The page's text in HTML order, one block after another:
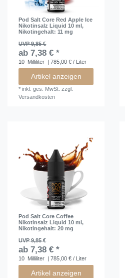
Pod Salt Core Red Apple Ice
Nikotinsalz Liquid 10 ml,
Nikotingehalt: 11 mg
UVP 9,85 €
ab 7,38 € *
10 Milliliter | 785,00 € / Liter
Artikel anzeigen
*inkl. ges. MwSt. zzgl.
Versandkosten
Pod Salt Core Coffee
Nikotinsalz Liquid 10 ml,
Nikotingehalt: 20 mg
UVP 9,85 €
ab 7,38 € *
10 Milliliter | 785,00 € / Liter
Artikel anzeigen